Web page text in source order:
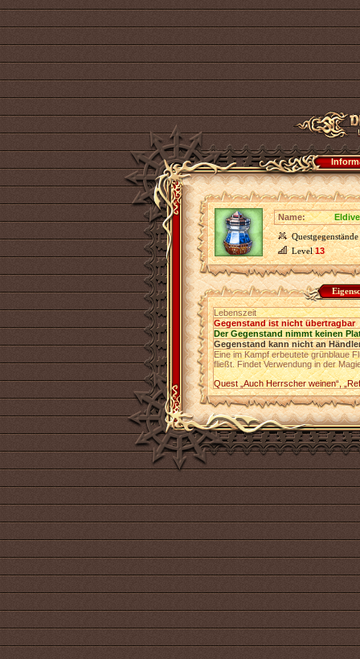
Name:
Questgegenstände
Level13
Lebenszeit
Gegenstand ist nicht übertragbar
Der Gegenstand nimmt keinen
Gegenstand kann nicht an
Eine im Kampf erbeutete grünblaue
fließt. Findet Verwendung in der
Quest „Auch Herrscher weinen“,